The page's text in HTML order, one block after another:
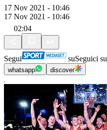
17 Nov 2021 - 10:46
17 Nov 2021 - 10:46
02:04
Segui suSeguici su
whatsapp discover